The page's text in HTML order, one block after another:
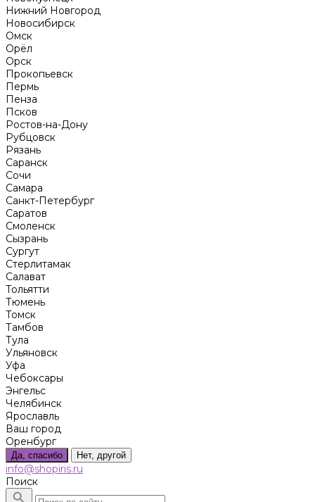
Нижний Новгород
Новосибирск
Омск
Орёл
Орск
Прокопьевск
Пермь
Пенза
Псков
Ростов-на-Дону
Рубцовск
Рязань
Саранск
Сочи
Самара
Санкт-Петербург
Саратов
Смоленск
Сызрань
Сургут
Стерлитамак
Салават
Тольятти
Тюмень
Томск
Тамбов
Тула
Ульяновск
Уфа
Чебоксары
Энгельс
Челябинск
Ярославль
Ваш город
Оренбург
Да, спасибо Нет, другой
info@shopiris.ru
Поиск